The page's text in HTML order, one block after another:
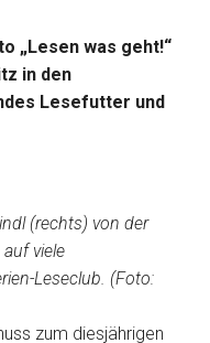
vor ort | anzeige
Aktuelles
maxhütte-haidhof
„Lesen was geht!“
in den
Lesefutter und
(rechts) von der
viele
Leseclub. (Foto:
zum diesjährigen